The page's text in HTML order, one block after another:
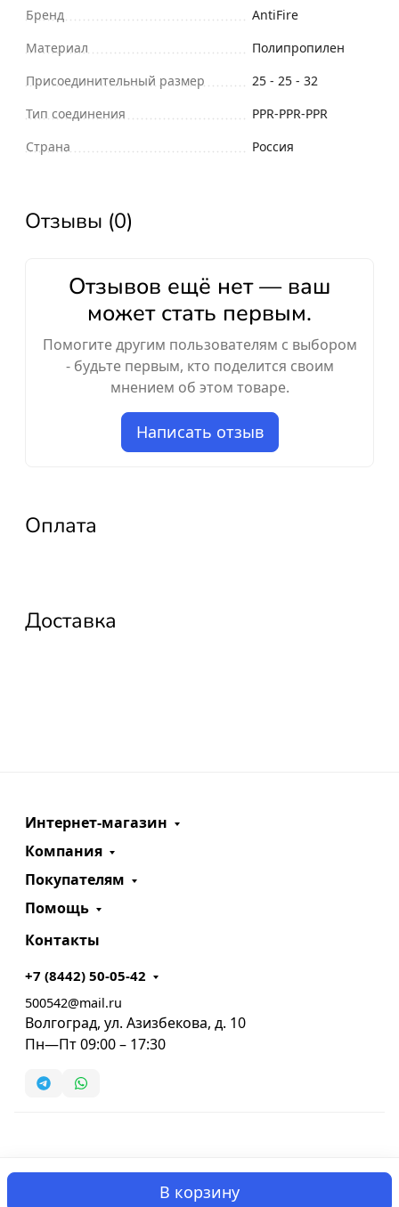
В корзину
Бренд
AntiFire
Материал
Полипропилен
Присоединительный размер
25 - 25 - 32
Тип соединения
PPR-PPR-PPR
Страна
Россия
Отзывы (0)
Отзывов ещё нет — ваш
может стать первым.
Помогите другим пользователям с выбором
- будьте первым, кто поделится своим
мнением об этом товаре.
Написать отзыв
Оплата
Доставка
Интернет-магазин
Компания
Покупателям
Помощь
Контакты
+7 (8442) 50-05-42
500542@mail.ru
Волгоград, ул. Азизбекова, д. 10
Пн—Пт 09:00 – 17:30